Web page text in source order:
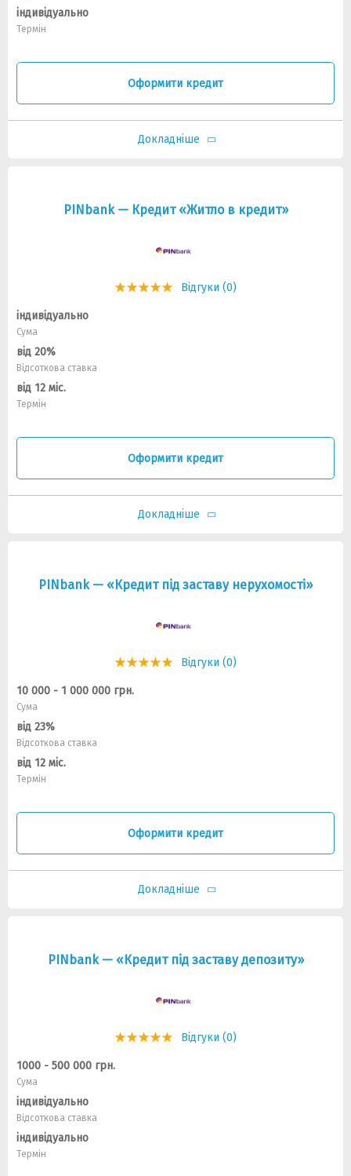
індивідуально
Термін
Оформити кредит
Докладніше
PINbank — Кредит «Житло в кредит»
Відгуки (0)
індивідуально
Сума
від 20%
Відсоткова ставка
від 12 міс.
Термін
Оформити кредит
Докладніше
PINbank — «Кредит під заставу нерухомості»
Відгуки (0)
10 000 - 1 000 000 грн.
Сума
від 23%
Відсоткова ставка
від 12 міс.
Термін
Оформити кредит
Докладніше
PINbank — «Кредит під заставу депозиту»
Відгуки (0)
1000 - 500 000 грн.
Сума
індивідуально
Відсоткова ставка
індивідуально
Термін